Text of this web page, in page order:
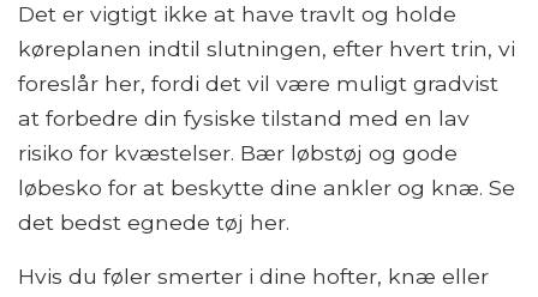
Det er vigtigt ikke at have travlt og holde
køreplanen indtil slutningen, efter hvert trin, vi
foreslår her, fordi det vil være muligt gradvist
at forbedre din fysiske tilstand med en lav
risiko for kvæstelser. Bær løbstøj og gode
løbesko for at beskytte dine ankler og knæ. Se
det bedst egnede tøj her.
Hvis du føler smerter i dine hofter, knæ eller